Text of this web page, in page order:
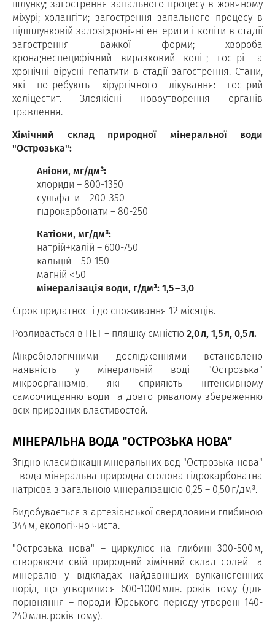
шлунку; загострення запального процесу в жовчному
міхурі; холангіти; загострення запального процесу в
підшлунковій залозі;хронічні ентерити і коліти в стадії
загострення важкої форми; хвороба
крона;неспецифічний виразковий коліт; гострі та
хронічні вірусні гепатити в стадії загострення. Стани,
які потребують хірургічного лікування: гострий
холіцестит. Злоякісні новоутворення органів
травлення.
Хімічний склад природної мінеральної води
"Острозька":
Аніони, мг/дм³:
хлориди – 800-1350
сульфати – 200-350
гідрокарбонати – 80-250
Катіони, мг/дм³:
натрій+калій – 600-750
кальцій – 50-150
магній < 50
мінералізація води, г/дм³: 1,5–3,0
Строк придатності до споживання 12 місяців.
Розливається в ПЕТ – пляшку ємністю2,0л, 1,5л, 0,5л.
Мікробіологічними дослідженнями встановлено
наявність у мінеральній воді "Острозька"
мікроорганізмів, які сприяють інтенсивному
самоочищенню води та довготривалому збереженню
всіх природних властивостей.
МІНЕРАЛЬНА ВОДА "ОСТРОЗЬКА НОВА"
Згідно класифікації мінеральних вод "Острозька нова"
– вода мінеральна природна столова гідрокарбонатна
натрієва з загальною мінералізацією 0,25 – 0,50 г/дм³.
Видобувається з артезіанської свердловини глибиною
344 м, екологічно чиста.
"Острозька нова" – циркулює на глибині 300-500 м,
створюючи свій природний хімічний склад солей та
мінералів у відкладах найдавніших вулканогенних
порід, що утворилися 600-1000 млн. років тому (для
порівняння – породи Юрського періоду утворені 140-
240 млн. років тому).